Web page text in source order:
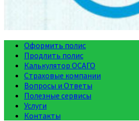
Оформить полис
Продлить полис
Калькулятор ОСАГО
Страховые компании
Вопросы и Ответы
Полезные сервисы
Услуги
Контакты